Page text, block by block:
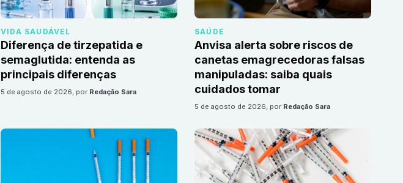
VIDA SAUDÁVEL
Diferença de tirzepatida e
semaglutida: entenda as
principais diferenças
5 de agosto de 2026, por Redação Sara
SAÚDE
Anvisa alerta sobre riscos de
canetas emagrecedoras falsas
manipuladas: saiba quais
cuidados tomar
5 de agosto de 2026, por Redação Sara